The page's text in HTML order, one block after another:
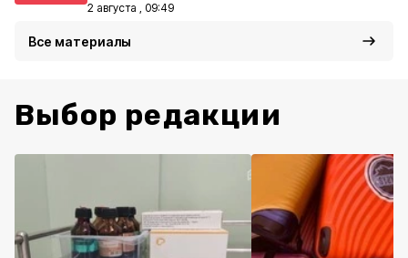
2 августа , 09:49
Все материалы
Выбор редакции